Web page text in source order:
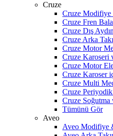
Cruze
Cruze Modifiye
Cruze Fren
Cruze Dış
Cruze Arka
Cruze Motor
Cruze Karoseri
Cruze Motor
Cruze Karoser
Cruze Multi
Cruze
Cruze Soğutma
Tümünü Gör
Aveo
Aveo Modifiye